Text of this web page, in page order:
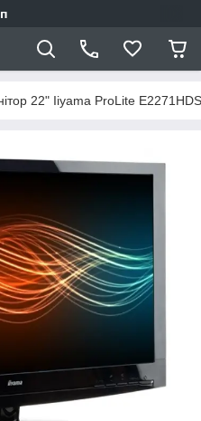
22" Iiyama ProLite